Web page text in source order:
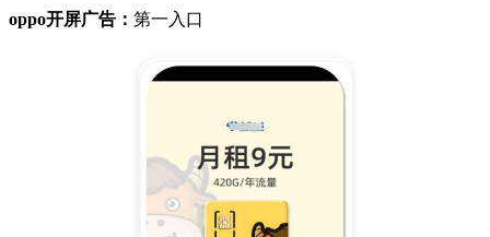
oppo开屏广告： 第一入口